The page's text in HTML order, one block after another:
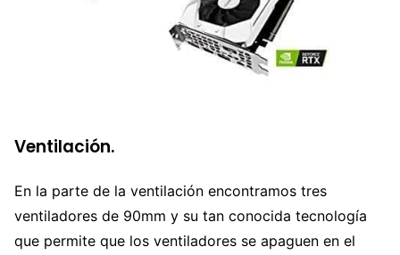
Ventilación.
En la parte de la ventilación encontramos tres
ventiladores de 90mm y su tan conocida tecnología
que permite que los ventiladores se apaguen en el